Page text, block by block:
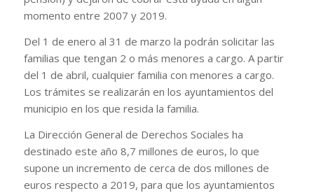
momento entre 2007 y 2019.
Del 1 de enero al 31 de marzo la podrán solicitar las
familias que tengan 2 o más menores a cargo. A partir
del 1 de abril, cualquier familia con menores a cargo.
Los trámites se realizarán en los ayuntamientos del
municipio en los que resida la familia.
La Dirección General de Derechos Sociales ha
destinado este año 8,7 millones de euros, lo que
supone un incremento de cerca de dos millones de
euros respecto a 2019, para que los ayuntamientos